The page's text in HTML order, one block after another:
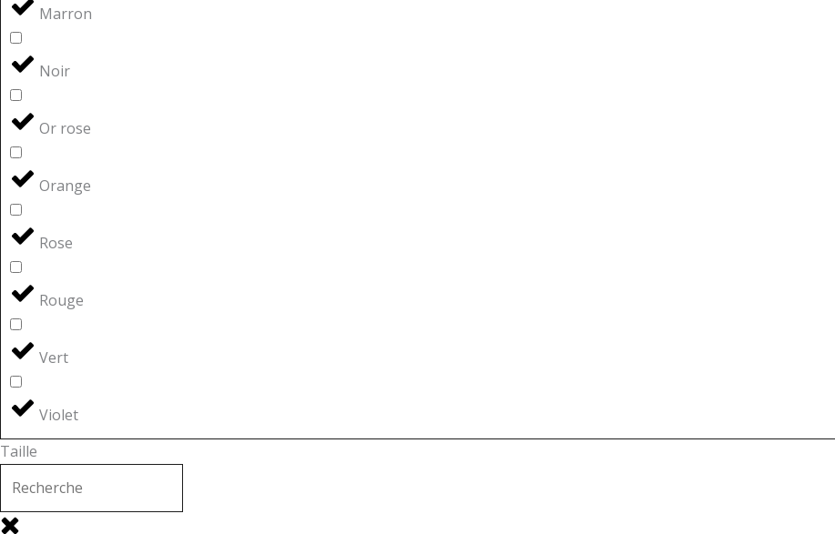
Marron
Noir
Or rose
Orange
Rose
Rouge
Vert
Violet
Taille